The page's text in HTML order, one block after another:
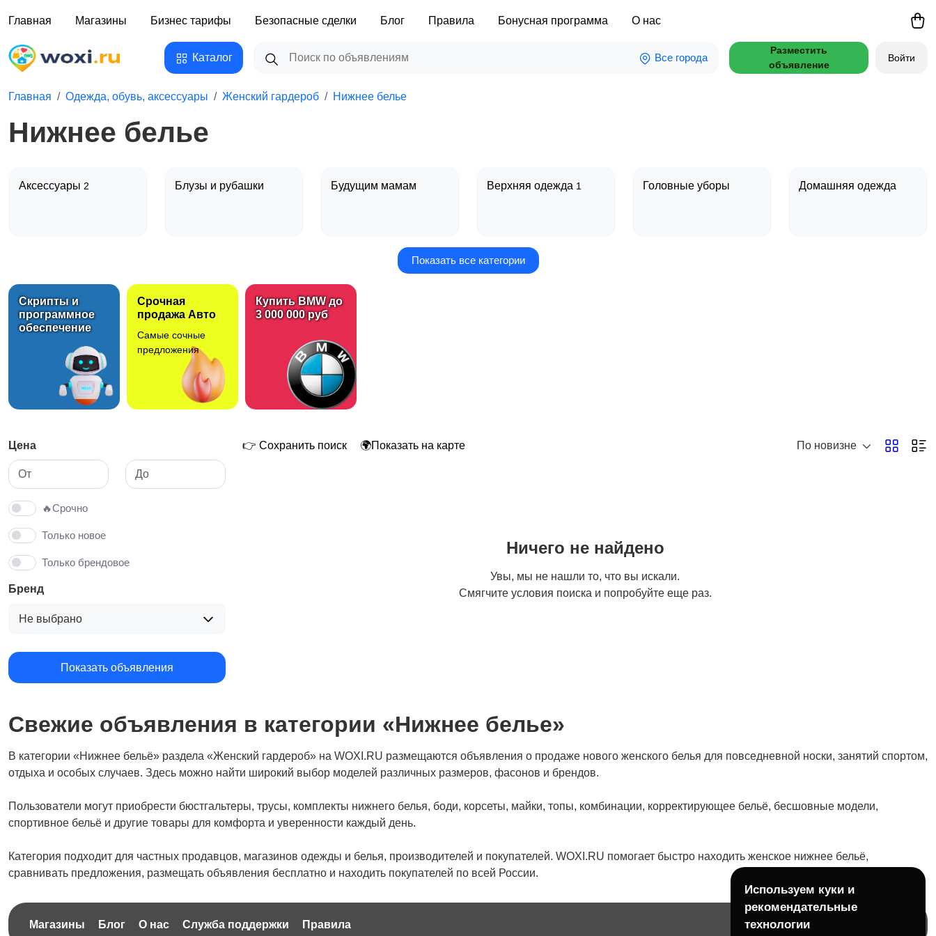
Главная Магазины Бизнес тарифы Безопасные сделки Блог Правила Бонусная программа О нас
Каталог Все города
Разместить
объявление
Войти
Главная Одежда, обувь, аксессуары Женский гардероб Нижнее белье
Нижнее белье
Аксессуары 2 Блузы и рубашки Будущим мамам Верхняя одежда 1 Головные уборы Домашняя одежда
Нижнее белье Обувь1
Свитеры и толстовки Спортивная одежда Футболки и топы
Показать все категории
Скрипты и
программное
обеспечение
Срочная
продажа Авто
Самые сочные
предложения
Купить BMW до
3 000 000 руб
Цена
🔥Срочно
Только новое
Только брендовое
Бренд
Не выбрано
Показать объявления
👉 Сохранить поиск 🌍Показать на карте По новизне
Ничего не найдено
Увы, мы не нашли то, что вы искали.
Смягчите условия поиска и попробуйте еще раз.
Свежие объявления в категории «Нижнее белье»
В категории «Нижнее бельё» раздела «Женский гардероб» на WOXI.RU размещаются объявления о продаже нового женского белья для повседневной носки, занятий спортом,
отдыха и особых случаев. Здесь можно найти широкий выбор моделей различных размеров, фасонов и брендов.
Пользователи могут приобрести бюстгальтеры, трусы, комплекты нижнего белья, боди, корсеты, майки, топы, комбинации, корректирующее бельё, бесшовные модели,
спортивное бельё и другие товары для комфорта и уверенности каждый день.
Категория подходит для частных продавцов, магазинов одежды и белья, производителей и покупателей. WOXI.RU помогает быстро находить женское нижнее бельё,
сравнивать предложения, размещать объявления бесплатно и находить покупателей по всей России.
Магазины Блог О нас Служба поддержки Правила
Используем куки и
рекомендательные
технологии